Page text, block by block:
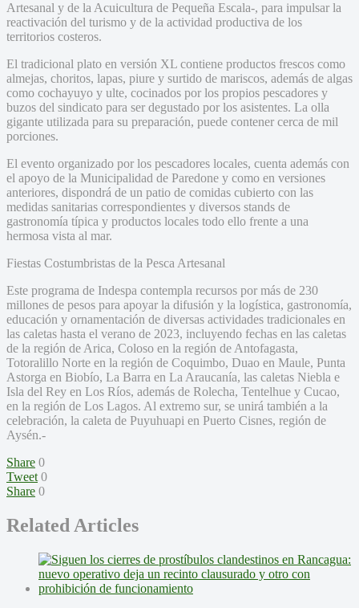
Artesanal y de la Acuicultura de Pequeña Escala-, para impulsar la
reactivación del turismo y de la actividad productiva de los
territorios costeros.
El tradicional plato en versión XL contiene productos frescos como
almejas, choritos, lapas, piure y surtido de mariscos, además de algas
como cochayuyo y ulte, cocinados por los propios pescadores y
buzos del sindicato para ser degustado por los asistentes. La olla
gigante utilizada para su preparación, puede contener cerca de mil
porciones.
El evento organizado por los pescadores locales, cuenta además con
el apoyo de la Municipalidad de Paredone y como en versiones
anteriores, dispondrá de un patio de comidas cubierto con las
medidas sanitarias correspondientes y diversos stands de
gastronomía típica y productos locales todo ello frente a una
hermosa vista al mar.
Fiestas Costumbristas de la Pesca Artesanal
Este programa de Indespa contempla recursos por más de 230
millones de pesos para apoyar la difusión y la logística, gastronomía,
educación y ornamentación de diversas actividades tradicionales en
las caletas hasta el verano de 2023, incluyendo fechas en las caletas
de la región de Arica, Coloso en la región de Antofagasta,
Totoralillo Norte en la región de Coquimbo, Duao en Maule, Punta
Astorga en Biobío, La Barra en La Araucanía, las caletas Niebla e
Isla del Rey en Los Ríos, además de Rolecha, Tentelhue y Cucao,
en la región de Los Lagos. Al extremo sur, se unirá también a la
celebración, la caleta de Puyuhuapi en Puerto Cisnes, región de
Aysén.-
Share 0
Tweet 0
Share 0
Related Articles